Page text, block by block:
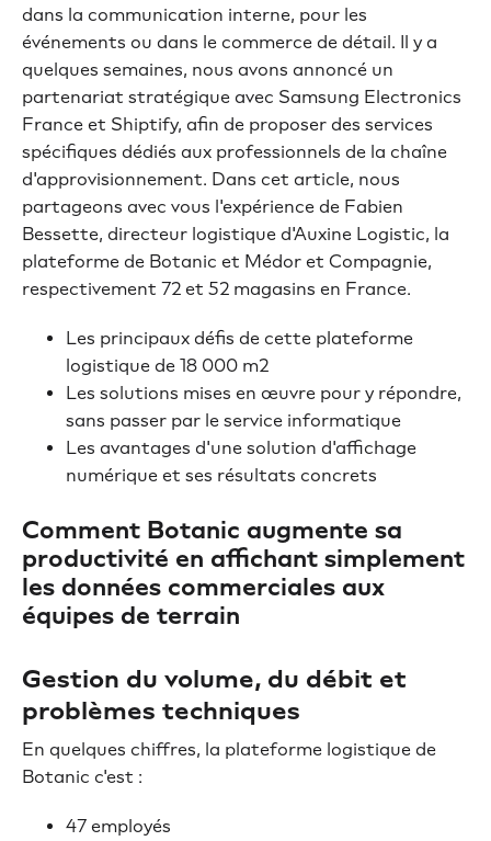
dans la communication interne, pour les
événements ou dans le commerce de détail. Il y a
quelques semaines, nous avons annoncé un
partenariat stratégique avec Samsung Electronics
France et Shiptify, afin de proposer des services
spécifiques dédiés aux professionnels de la chaîne
d'approvisionnement. Dans cet article, nous
partageons avec vous l'expérience de Fabien
Bessette, directeur logistique d'Auxine Logistic, la
plateforme de Botanic et Médor et Compagnie,
respectivement 72 et 52 magasins en France.
Les principaux défis de cette plateforme
logistique de 18 000 m2
Les solutions mises en œuvre pour y répondre,
sans passer par le service informatique
Les avantages d'une solution d'affichage
numérique et ses résultats concrets
Comment Botanic augmente sa
productivité en affichant simplement
les données commerciales aux
équipes de terrain
Gestion du volume, du débit et
problèmes techniques
En quelques chiffres, la plateforme logistique de
Botanic c'est :
47 employés